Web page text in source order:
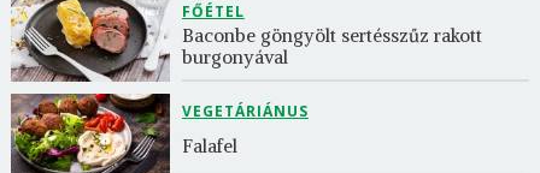
FŐÉTEL
Baconbe göngyölt sertésszűz rakott
burgonyával
VEGETÁRIÁNUS
Falafel